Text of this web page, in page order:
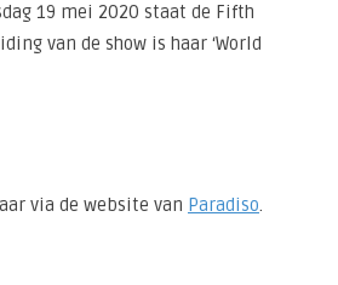
19 mei 2020 staat de Fifth
van de show is haar ‘World
via de website van Paradiso.